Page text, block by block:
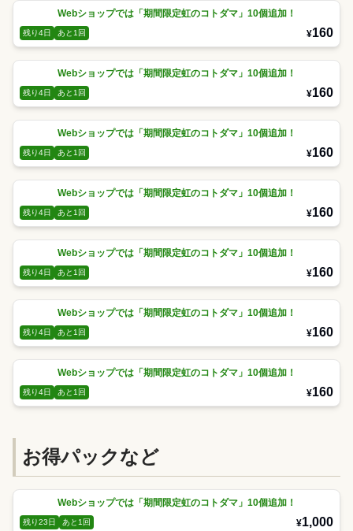
Webショップでは「期間限定虹のコトダマ」10個追加！
残り4日 あと1回 ¥160
Webショップでは「期間限定虹のコトダマ」10個追加！
残り4日 あと1回 ¥160
Webショップでは「期間限定虹のコトダマ」10個追加！
残り4日 あと1回 ¥160
Webショップでは「期間限定虹のコトダマ」10個追加！
残り4日 あと1回 ¥160
Webショップでは「期間限定虹のコトダマ」10個追加！
残り4日 あと1回 ¥160
Webショップでは「期間限定虹のコトダマ」10個追加！
残り4日 あと1回 ¥160
Webショップでは「期間限定虹のコトダマ」10個追加！
残り4日 あと1回 ¥160
お得パックなど
Webショップでは「期間限定虹のコトダマ」10個追加！
残り23日 あと1回 ¥1,000